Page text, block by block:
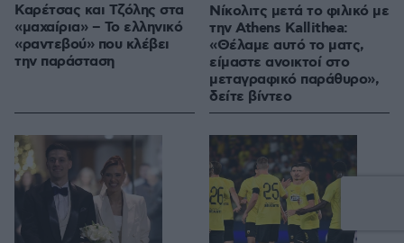
Καρέτσας και Τζόλης στα
«μαχαίρια» – Το ελληνικό
«ραντεβού» που κλέβει
την παράσταση
Νίκολιτς μετά το φιλικό με
την Athens Kallithea:
«Θέλαμε αυτό το ματς,
είμαστε ανοικτοί στο
μεταγραφικό παράθυρο»,
δείτε βίντεο